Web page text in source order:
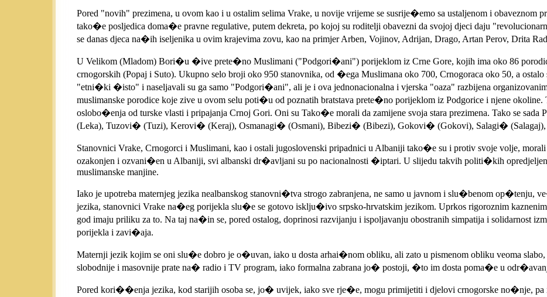
Pored "novih" prezimena, u ovom kao i u ostalim selima Vrake, u novije vrijeme se susrije�emo sa ustaljenom i obaveznom
tako�e posljedica doma�e pravne regulative, putem dekreta, po kojoj su roditelji obavezni da svojoj djeci daju
se danas djeca na�ih iseljenika u ovim krajevima zovu, kao na primjer Arben, Vojinov, Adrijan, Drago, Artan Perov, Drita
U Velikom (Mladom) Bori�u �ive prete�no Muslimani ("Podgori�ani") porijeklom iz Crne Gore, kojih ima oko 86
crnogorskih (Popaj i Suto). Ukupno selo broji oko 950 stanovnika, od �ega Muslimana oko 700, Crnogoraca oko 50, a
"etni�ki �isto" i naseljavali su ga samo "Podgori�ani", ali je i ova jednonacionalna i vjerska "oaza" razbijena
muslimanske porodice koje zive u ovom selu poti�u od poznatih bratstava prete�no porijeklom iz Podgorice i njene
oslobo�enja od turske vlasti i pripajanja Crnoj Gori. Oni su Tako�e morali da zamijene svoja stara prezimena. Tako se
(Leka), Tuzovi� (Tuzi), Kerovi� (Keraj), Osmanagi� (Osmani), Bibezi� (Bibezi), Gokovi� (Gokovi), Salagi�
Stanovnici Vrake, Crnogorci i Muslimani, kao i ostali jugoslovenski pripadnici u Albaniji tako�e su i protiv svoje volje,
ozakonjen i ozvani�en u Albaniji, svi albanski dr�avljani su po nacionalnosti �iptari. U slijedu takvih politi�kih
muslimanske manjine.
Iako je upotreba maternjeg jezika nealbanskog stanovni�tva strogo zabranjena, ne samo u javnom i slu�benom op�tenju,
jezika, stanovnici Vrake na�eg porijekla slu�e se gotovo isklju�ivo srpsko-hrvatskim jezikom. Uprkos rigoroznim
god imaju priliku za to. Na taj na�in se, pored ostalog, doprinosi razvijanju i ispoljavanju obostranih simpatija i solidarnost
porijekla i zavi�aja.
Maternji jezik kojim se oni slu�e dobro je o�uvan, iako u dosta arhai�nom obliku, ali zato u pismenom obliku veoma
slobodnije i masovnije prate na� radio i TV program, iako formalna zabrana jo� postoji, �to im dosta poma�e u
Pored kori��enja jezika, kod starijih osoba se, jo� uvijek, iako sve rje�e, mogu primijetiti i djelovi crnogorske no�nje,